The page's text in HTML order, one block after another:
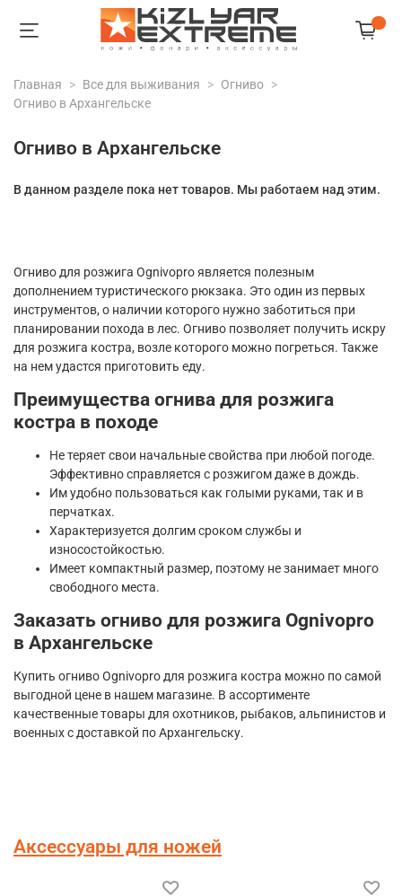
Главная Все для выживания
Огниво
Огниво в Архангельске
Огниво в Архангельске
В данном разделе пока нет товаров. Мы работаем над этим.
Огниво для розжига Ognivopro является полезным
дополнением туристического рюкзака. Это один из первых
инструментов, о наличии которого нужно заботиться при
планировании похода в лес. Огниво позволяет получить искру
для розжига костра, возле которого можно погреться. Также
на нем удастся приготовить еду.
Преимущества огнива для розжига
костра в походе
Не теряет свои начальные свойства при любой погоде.
Эффективно справляется с розжигом даже в дождь.
Им удобно пользоваться как голыми руками, так и в
перчатках.
Характеризуется долгим сроком службы и
износостойкостью.
Имеет компактный размер, поэтому не занимает много
свободного места.
Заказать огниво для розжига Ognivopro
в Архангельске
Купить огниво Ognivopro для розжига костра можно по самой
выгодной цене в нашем магазине. В ассортименте
качественные товары для охотников, рыбаков, альпинистов и
военных с доставкой по Архангельску.
Аксессуары для ножей